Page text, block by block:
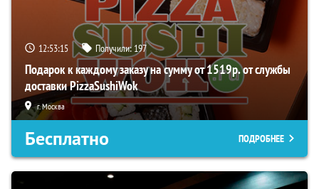
12:53:14 Получили:197
Подарок к каждому заказу на сумму от 1519р. от службы
доставки PizzaSushiWok
г. Москва
Бесплатно ПОДРОБНЕЕ